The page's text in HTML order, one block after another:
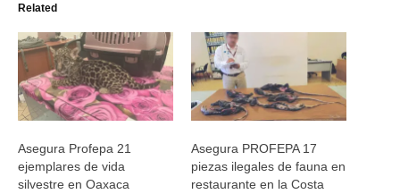
abre
una
ventana
nueva)
una
ventana
nueva)
una
ventana
nueva)
una
ventana
nueva)
Related
Asegura Profepa 21
ejemplares de vida
silvestre en Oaxaca
Asegura PROFEPA 17
piezas ilegales de fauna en
restaurante en la Costa